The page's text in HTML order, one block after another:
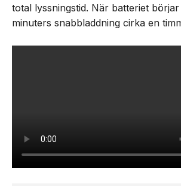
total lyssningstid. När batteriet
minuters snabbladdning cirka en